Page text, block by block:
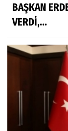
BAŞKAN
VERDİ,...